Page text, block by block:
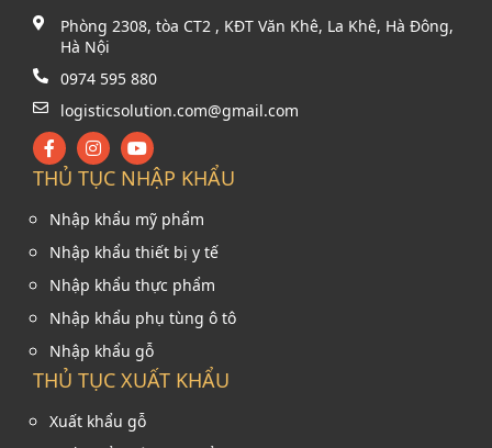
Phòng 2308, tòa CT2 , KĐT Văn Khê, La Khê, Hà Đông,
Hà Nội
0974 595 880
logisticsolution.com@gmail.com
THỦ TỤC NHẬP KHẨU
Nhập khẩu mỹ phẩm
Nhập khẩu thiết bị y tế
Nhập khẩu thực phẩm
Nhập khẩu phụ tùng ô tô
Nhập khẩu gỗ
THỦ TỤC XUẤT KHẨU
Xuất khẩu gỗ